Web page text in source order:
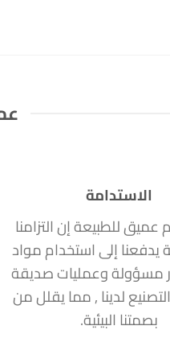
الاستدامة
عميق للطبيعة إن التزامنا
يدفعنا إلى استخدام مواد
مسؤولة وعمليات صديقة
لدينا , مما يقلل من
بصمتنا البيئية.